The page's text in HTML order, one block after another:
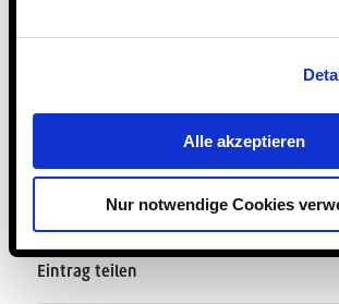
Alle akzeptieren
Nur notwendige Cookies
24. MÄRZ 2022
Eintrag teilen